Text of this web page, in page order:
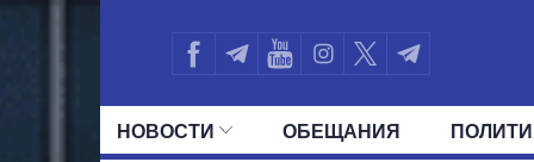
НОВОСТИ ОБЕЩАНИЯ